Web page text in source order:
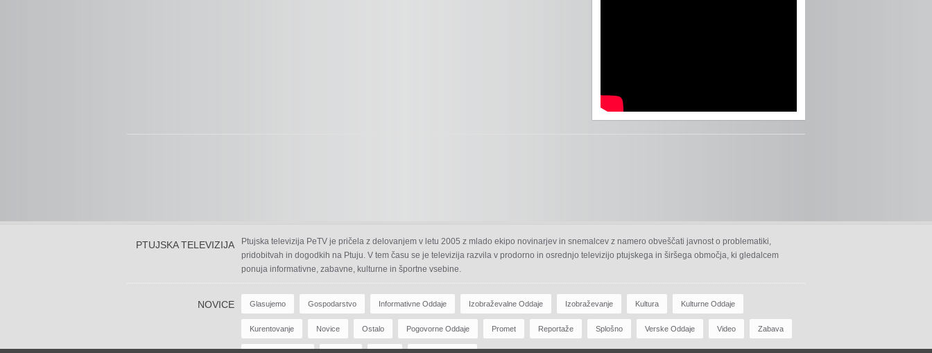
PTUJSKA TELEVIZIJA
Ptujska televizija PeTV je pričela z delovanjem v letu 2005 z mlado ekipo novinarjev in snemalcev z namero obveščati javnost o problematiki,
pridobitvah in dogodkih na Ptuju. V tem času se je televizija razvila v prodorno in osrednjo televizijo ptujskega in širšega območja, ki gledalcem
ponuja informativne, zabavne, kulturne in športne vsebine.
NOVICE Glasujemo Gospodarstvo Informativne Oddaje Izobraževalne Oddaje Izobraževanje Kultura Kulturne Oddaje
Kurentovanje Novice Ostalo Pogovorne Oddaje Promet Reportaže Splošno Verske Oddaje Video Zabava